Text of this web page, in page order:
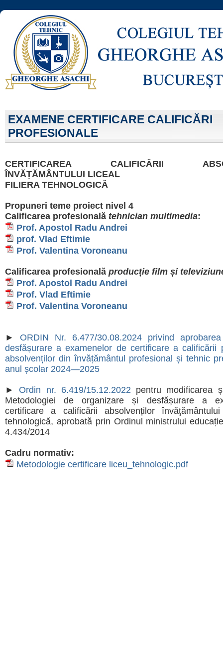
EXAMENE CERTIFICARE CALIFICĂRI
PROFESIONALE
CERTIFICAREA CALIFICĂRII
ÎNVĂȚĂMÂNTULUI LICEAL
FILIERA TEHNOLOGICĂ
Propuneri teme proiect nivel 4
Calificarea profesională tehnician multimedia:
Prof. Apostol Radu Andrei
prof. Vlad Eftimie
Prof. Valentina Voroneanu
Calificarea profesională producție film și
Prof. Apostol Radu Andrei
Prof. Vlad Eftimie
Prof. Valentina Voroneanu
► ORDIN Nr. 6.477/30.08.2024 privind
desfășurare a examenelor de certificare a calificării
absolvenților din învățământul profesional și tehnic
anul școlar 2024—2025
► Ordin nr. 6.419/15.12.2022 pentru modificarea
Metodologiei de organizare și desfășurare a
certificare a calificării absolvenților
tehnologică, aprobată prin Ordinul ministrului
4.434/2014 ​
Cadru normativ:
Metodologie certificare liceu_tehnologic.pdf